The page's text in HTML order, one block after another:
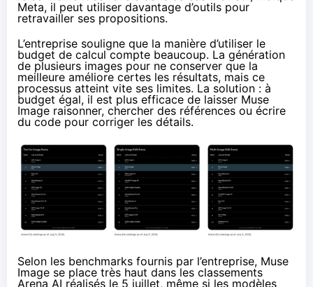
Meta, il peut utiliser davantage d’outils pour
retravailler ses propositions.
L’entreprise souligne que la manière d’utiliser le
budget de calcul compte beaucoup. La génération
de plusieurs images pour ne conserver que la
meilleure améliore certes les résultats, mais ce
processus atteint vite ses limites. La solution : à
budget égal, il est plus efficace de laisser Muse
Image raisonner, chercher des références ou écrire
du code pour corriger les détails.
Selon les benchmarks fournis par l’entreprise, Muse
Image se place très haut dans les classements
Arena AI réalisés le 5 juillet, même si les modèles